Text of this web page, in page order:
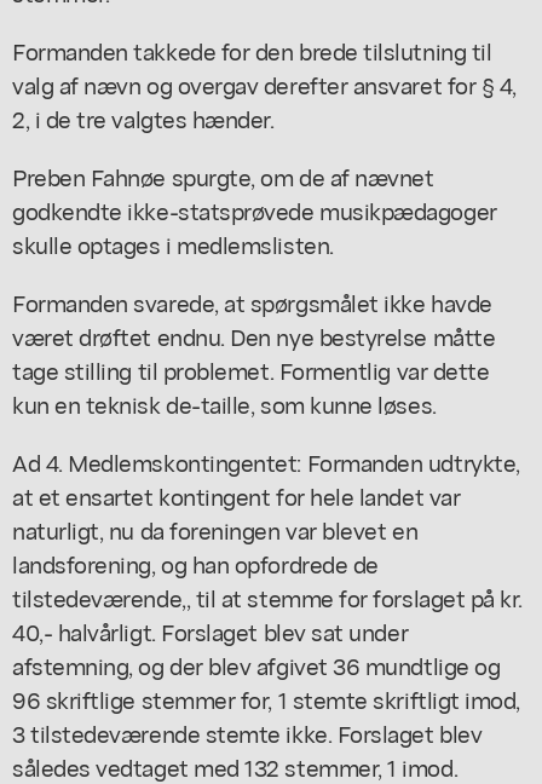
Formanden takkede for den brede tilslutning til
valg af nævn og overgav derefter ansvaret for § 4,
2, i de tre valgtes hænder.
Preben Fahnøe spurgte, om de af nævnet
godkendte ikke-statsprøvede musikpædagoger
skulle optages i medlemslisten.
Formanden svarede, at spørgsmålet ikke havde
været drøftet endnu. Den nye bestyrelse måtte
tage stilling til problemet. Formentlig var dette
kun en teknisk de-taille, som kunne løses.
Ad 4. Medlemskontingentet: Formanden udtrykte,
at et ensartet kontingent for hele landet var
naturligt, nu da foreningen var blevet en
landsforening, og han opfordrede de
tilstedeværende,, til at stemme for forslaget på kr.
40,- halvårligt. Forslaget blev sat under
afstemning, og der blev afgivet 36 mundtlige og
96 skriftlige stemmer for, 1 stemte skriftligt imod,
3 tilstedeværende stemte ikke. Forslaget blev
således vedtaget med 132 stemmer, 1 imod.